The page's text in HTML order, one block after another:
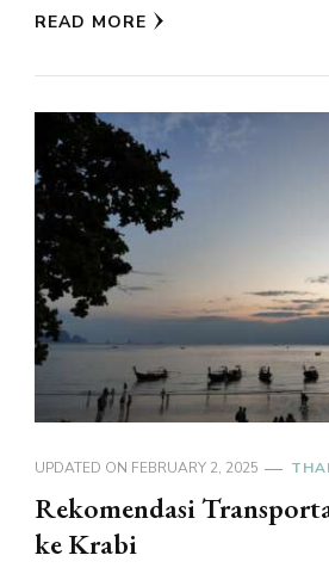
READ MORE
UPDATED ON FEBRUARY 2, 2025
Rekomendasi
ke Krabi